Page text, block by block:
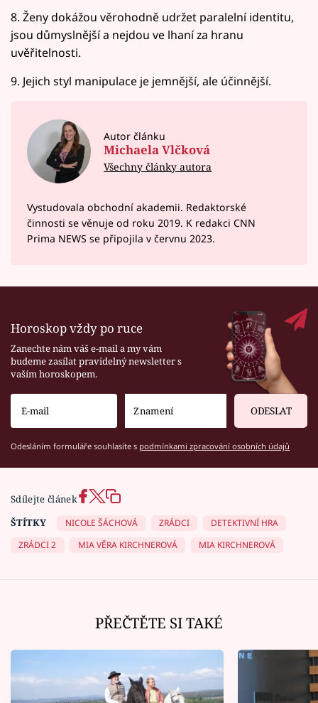
8. Ženy dokážou věrohodně udržet paralelní identitu,
jsou důmyslnější a nejdou ve lhaní za hranu
uvěřitelnosti.
9. Jejich styl manipulace je jemnější, ale účinnější.
Autor článku
Michaela Vlčková
Všechny články autora
Vystudovala obchodní akademii. Redaktorské
činnosti se věnuje od roku 2019. K redakci CNN
Prima NEWS se připojila v červnu 2023.
Horoskop vždy po ruce
Zanechte nám váš e-mail a my vám
budeme zasílat pravidelný newsletter s
vaším horoskopem.
ODESLAT
Odesláním formuláře souhlasíte s podmínkami zpracování osobních údajů
Sdílejte článek
ŠTÍTKY
NICOLE ŠÁCHOVÁ ZRÁDCI
DETEKTIVNÍ HRA
ZRÁDCI 2
MIA VĚRA KIRCHNEROVÁ MIA KIRCHNEROVÁ
PŘEČTĚTE SI TAKÉ